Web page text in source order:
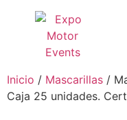
Inicio / Mascarillas /
Caja 25 unidades.